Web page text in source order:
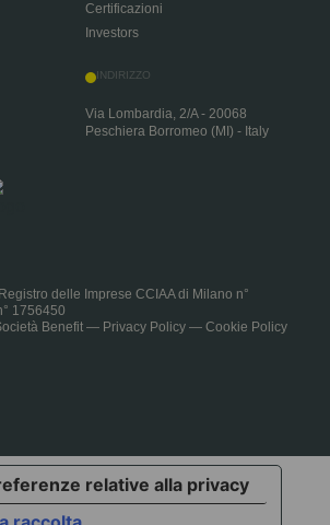
Certificazioni
Investors
INDIRIZZO
Via Lombardia, 2/A - 20068
Peschiera Borromeo (MI) - Italy
delle Imprese CCIAA di Milano n°
1756450
Benefit — Privacy Policy — Cookie Policy
relative alla privacy